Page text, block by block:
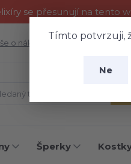
se přesunují na tento
Tímto potvrzuji,
Ne
o nákupu Fotogalerie
Šperky